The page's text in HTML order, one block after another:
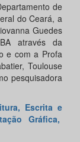
de
do Ceará, a
Guedes
através da
e com a Profa
Toulouse
pesquisadora
Escrita e
Gráfica,